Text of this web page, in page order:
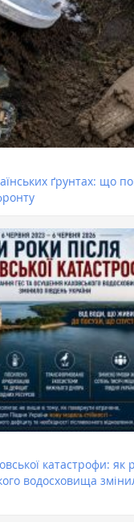
ґрунтах: що
катастрофи: як
водосховища